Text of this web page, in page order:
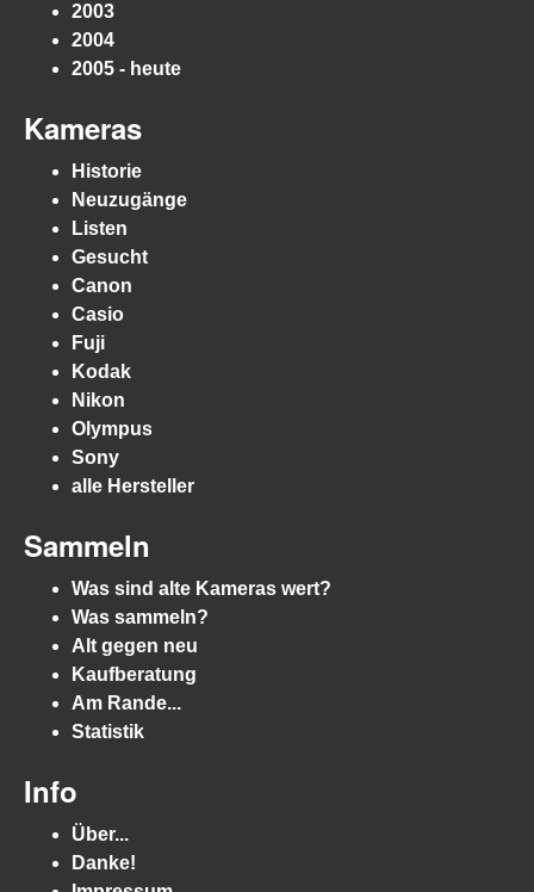
2003
2004
2005 - heute
Kameras
Historie
Neuzugänge
Listen
Gesucht
Canon
Casio
Fuji
Kodak
Nikon
Olympus
Sony
alle Hersteller
Sammeln
Was sind alte Kameras wert?
Was sammeln?
Alt gegen neu
Kaufberatung
Am Rande...
Statistik
Info
Über...
Danke!